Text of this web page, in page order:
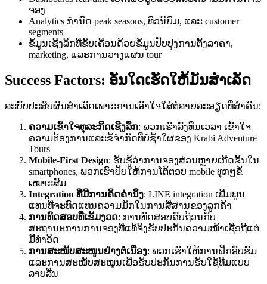
ຈອງ
Analytics ກຳນົດ peak seasons, ທົວນິຍົມ, ແລະ customer
segments
ຂໍ້ມູນເຊີງລຶກທີ່ຂັບເຄື່ອນດ້ວຍຂໍ້ມູນປັບປຸງການຕັ້ງລາຄາ,
marketing, ແລະການວາງແຜນ tour
Success Factors: ອັນໃດເຮັດໃຫ້ມັນສຳເລັດ
ລະບົບປະສົບຜົນສຳເລັດເພາະການເອົາໃຈໃສ່ຕໍ່ລາຍລະອຽດທີ່ສຳຄັນ:
ຄວາມເຂົ້າໃຈທຸລະກິດເຊີງລຶກ: ພວກເຮົາລົງທຶນເວລາ ເຂົ້າໃຈ
ຄວາມຕ້ອງການແລະຂໍ້ຈຳກັດທີ່ບໍ່ຊ້ຳໃຜຂອງ Krabi Adventure
Tours
Mobile-First Design: ຮັບຮູ້ວ່າການຈອງສ່ວນຫຼາຍເກີດຂຶ້ນໃນ
smartphones, ພວກເຮົາປັບໃຫ້ການໂຕ້ຕອບ mobile ທຸກໆຂໍ້
ເໝາະສົມ
Integration ທີ່ມີການຄິດຄຳນຶງ: LINE integration ເພີ່ມພູນ
ແທນທີ່ຈະທົດແທນຄວາມມັກໃນການສື່ສານຂອງລູກຄ້າ
ການທົດສອບທີ່ເຂັ້ມງວດ: ການທົດສອບຄົບຖ້ວນກັບ
ສະຖານະການການຈອງທີ່ແທ້ຈິງຮັບປະກັນຄວາມໜ້າເຊື່ອຖືແຕ່
ມື້ທຳອິດ
ການສະໜັບສະໜູນຢ່າງຕໍ່ເນື່ອງ: ພວກເຮົາໃຫ້ການຝຶກອົບຮົມ
ແລະການສະໜັບສະໜູນເພື່ອຮັບປະກັນການຮັບໃຊ້ທີມແບບ
ລາບລື່ນ